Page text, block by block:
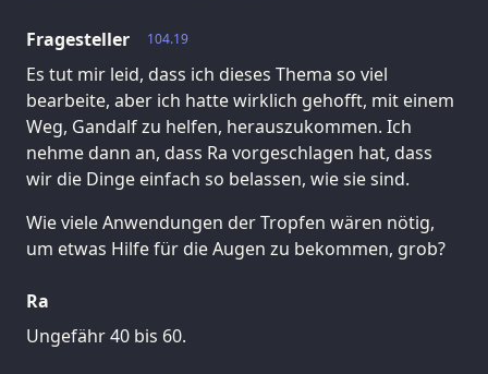
104.19
Fragesteller
Es tut mir leid, dass ich dieses Thema so viel
bearbeite, aber ich hatte wirklich gehofft, mit einem
Weg, Gandalf zu helfen, herauszukommen. Ich
nehme dann an, dass Ra vorgeschlagen hat, dass
wir die Dinge einfach so belassen, wie sie sind.
Wie viele Anwendungen der Tropfen wären nötig,
um etwas Hilfe für die Augen zu bekommen, grob?
Ra
Ungefähr 40 bis 60.